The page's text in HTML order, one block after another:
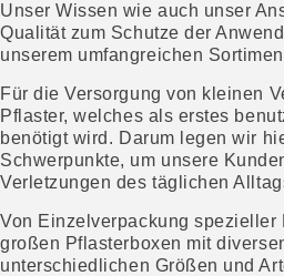
Unser Wissen wie auch unser
Qualität zum Schutze der
unserem umfangreichen
Für die Versorgung von kleinen
Pflaster, welches als erstes
benötigt wird. Darum legen wir
Schwerpunkte, um unsere
Verletzungen des täglichen
Von Einzelverpackung spezieller
großen Pflasterboxen mit
unterschiedlichen Größen und